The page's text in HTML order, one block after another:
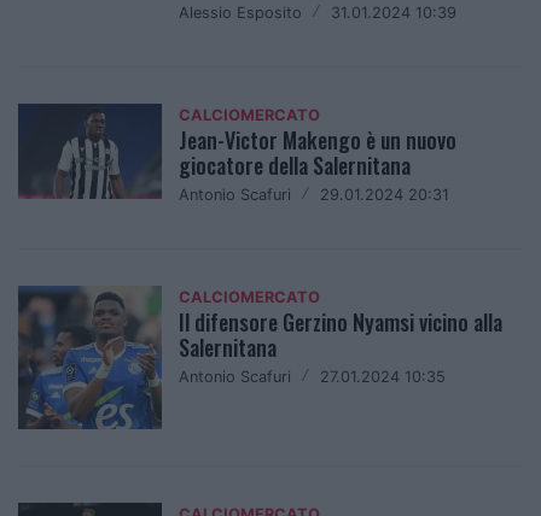
Alessio Esposito / 31.01.2024 10:39
CALCIOMERCATO
Jean-Victor Makengo è un nuovo
giocatore della Salernitana
Antonio Scafuri / 29.01.2024 20:31
CALCIOMERCATO
Il difensore Gerzino Nyamsi vicino alla
Salernitana
Antonio Scafuri / 27.01.2024 10:35